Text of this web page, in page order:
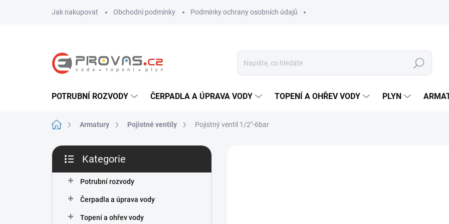
Jak nakupovat Obchodní podmínky Podmínky ochrany osobních údajů
Hledat
POTRUBNÍ ROZVODY ČERPADLA A ÚPRAVA VODY TOPENÍ A OHŘEV VODY PLYN
Domů Armatury Pojistné ventily Pojistný ventil 1/2"-6bar
P
s
kategorie
Kategorie
Potrubní rozvody
Čerpadla a úprava vody
Topení a ohřev vody